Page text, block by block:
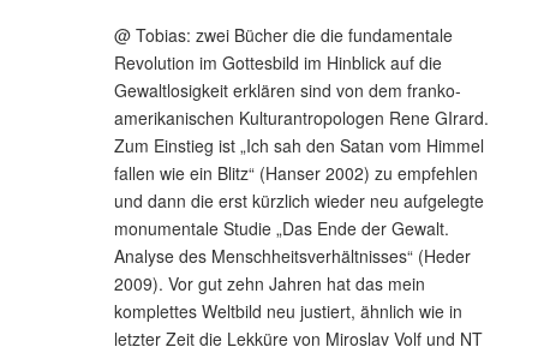
@ Tobias: zwei Bücher die die fundamentale
Revolution im Gottesbild im Hinblick auf die
Gewaltlosigkeit erklären sind von dem franko-
amerikanischen Kulturantropologen Rene GIrard.
Zum Einstieg ist „Ich sah den Satan vom Himmel
fallen wie ein Blitz“ (Hanser 2002) zu empfehlen
und dann die erst kürzlich wieder neu aufgelegte
monumentale Studie „Das Ende der Gewalt.
Analyse des Menschheitsverhältnisses“ (Heder
2009). Vor gut zehn Jahren hat das mein
komplettes Weltbild neu justiert, ähnlich wie in
letzter Zeit die Lekküre von Miroslav Volf und NT